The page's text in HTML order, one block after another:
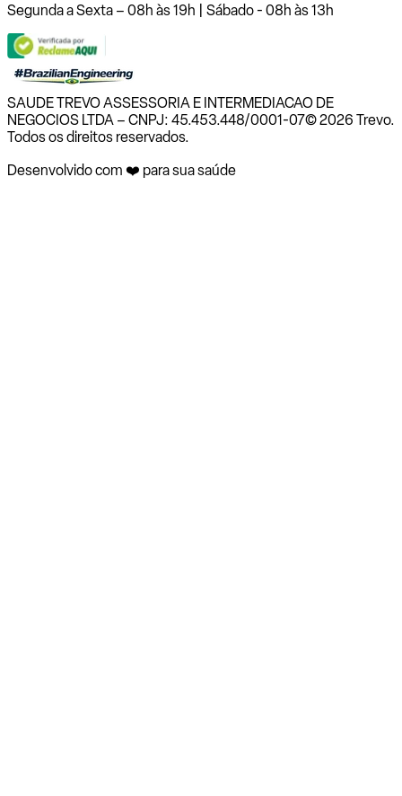
Segunda a Sexta – 08h às 19h | Sábado - 08h às 13h
SAUDE TREVO ASSESSORIA E INTERMEDIACAO DE
NEGOCIOS LTDA – CNPJ: 45.453.448/0001-07© 2026 Trevo.
Todos os direitos reservados.
Desenvolvido com ❤️ para sua saúde